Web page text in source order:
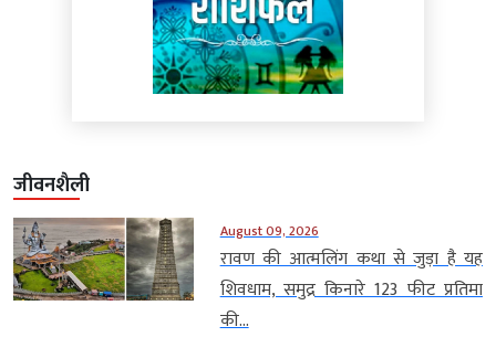
जीवनशैली
August 09, 2026
रावण की आत्मलिंग कथा से जुड़ा है यह
शिवधाम, समुद्र किनारे 123 फीट प्रतिमा
की...